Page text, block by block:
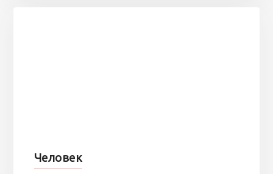
Человек